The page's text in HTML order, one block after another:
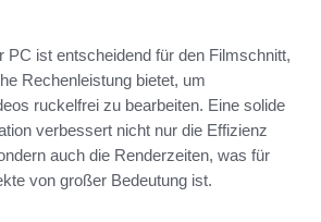
PC ist entscheidend für den Filmschnitt,
Rechenleistung bietet, um
ruckelfrei zu bearbeiten. Eine solide
verbessert nicht nur die Effizienz
auch die Renderzeiten, was für
von großer Bedeutung ist.